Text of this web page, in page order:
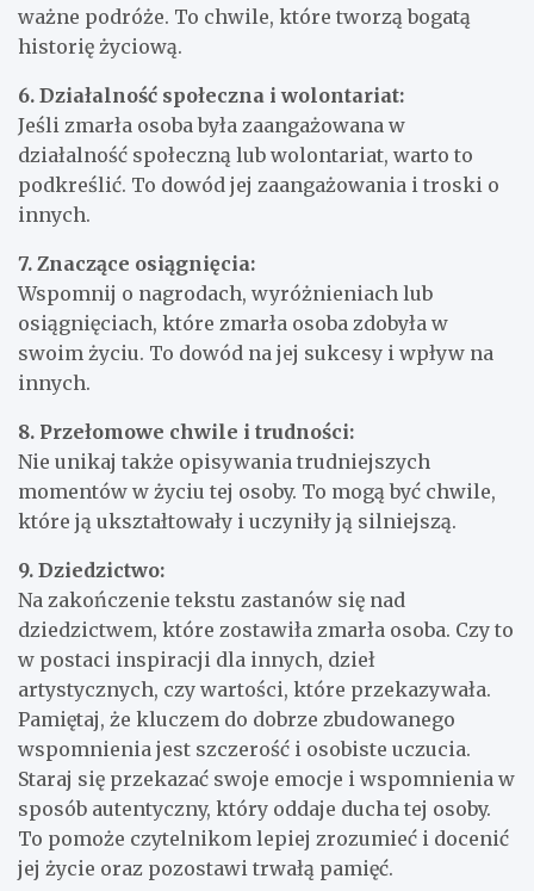
ważne podróże. To chwile, które tworzą bogatą
historię życiową.
6. Działalność społeczna i wolontariat:
Jeśli zmarła osoba była zaangażowana w
działalność społeczną lub wolontariat, warto to
podkreślić. To dowód jej zaangażowania i troski o
innych.
7. Znaczące osiągnięcia:
Wspomnij o nagrodach, wyróżnieniach lub
osiągnięciach, które zmarła osoba zdobyła w
swoim życiu. To dowód na jej sukcesy i wpływ na
innych.
8. Przełomowe chwile i trudności:
Nie unikaj także opisywania trudniejszych
momentów w życiu tej osoby. To mogą być chwile,
które ją ukształtowały i uczyniły ją silniejszą.
9. Dziedzictwo:
Na zakończenie tekstu zastanów się nad
dziedzictwem, które zostawiła zmarła osoba. Czy to
w postaci inspiracji dla innych, dzieł
artystycznych, czy wartości, które przekazywała.
Pamiętaj, że kluczem do dobrze zbudowanego
wspomnienia jest szczerość i osobiste uczucia.
Staraj się przekazać swoje emocje i wspomnienia w
sposób autentyczny, który oddaje ducha tej osoby.
To pomoże czytelnikom lepiej zrozumieć i docenić
jej życie oraz pozostawi trwałą pamięć.